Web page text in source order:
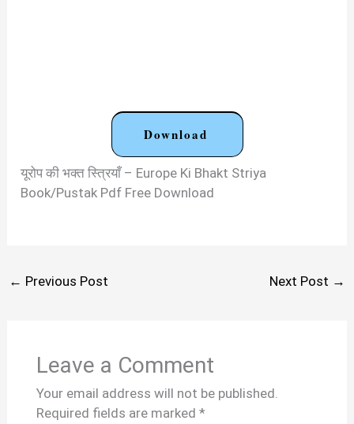
Download
यूरोप की भक्त स्त्रियाँ – Europe Ki Bhakt Striya
Book/Pustak Pdf Free Download
← Previous Post Next Post →
Leave a Comment
Your email address will not be published.
Required fields are marked *